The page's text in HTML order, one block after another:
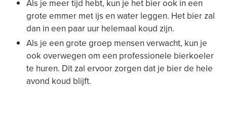
Als je meer tijd hebt, kun je het bier ook in een
grote emmer met ijs en water leggen. Het bier zal
dan in een paar uur helemaal koud zijn.
Als je een grote groep mensen verwacht, kun je
ook overwegen om een professionele bierkoeler
te huren. Dit zal ervoor zorgen dat je bier de hele
avond koud blijft.